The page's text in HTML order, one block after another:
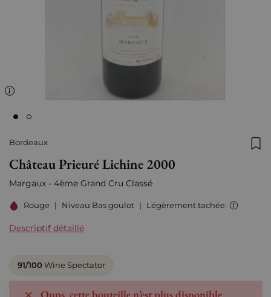
Bordeaux
Château Prieuré Lichine 2000
Margaux - 4ème Grand Cru Classé
Rouge | Niveau Bas goulot | Légèrement tachée
Descriptif détaillé
91/100 Wine Spectator